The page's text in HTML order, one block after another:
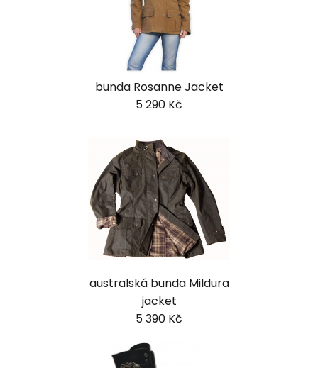
bunda Rosanne Jacket
5 290 Kč
australská bunda Mildura
jacket
5 390 Kč